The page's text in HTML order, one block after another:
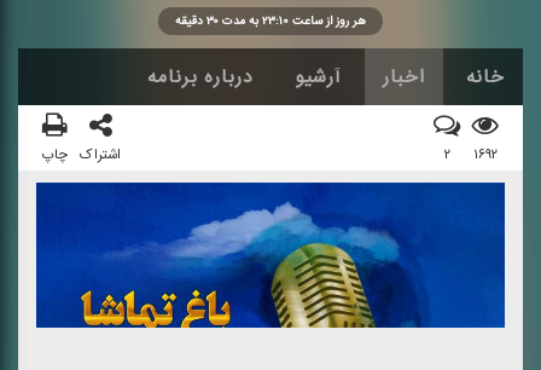
هر روز از ساعت ۲۳:۱۰ به مدت ۳۰ دقیقه
خانه اخبار آرشیو درباره برنامه
۱۶۹۲ ۲ اشتراک چاپ